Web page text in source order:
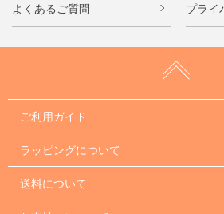
よくあるご質問 プライ
ご利用ガイド
ラッピングについて
送料について